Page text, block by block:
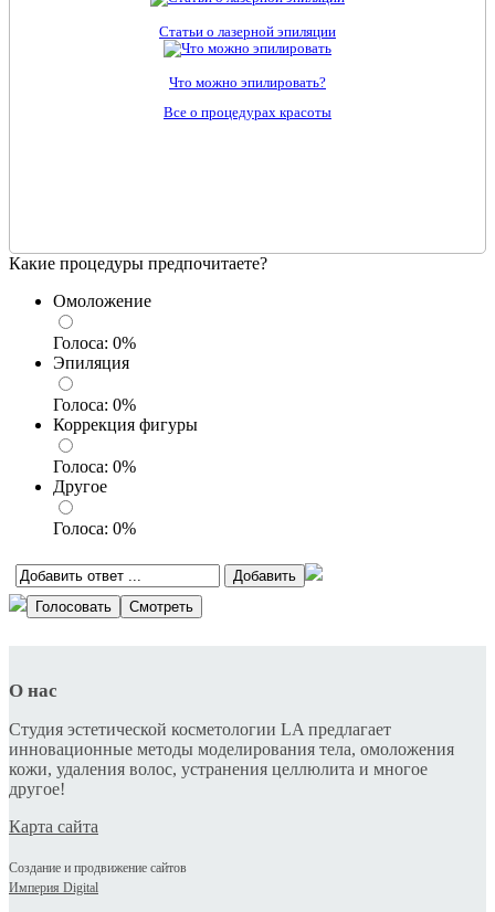
Статьи о лазерной эпиляции
Что можно эпилировать?
Все о процедурах красоты
Какие процедуры предпочитаете?
Омоложение
Голоса: 0%
Эпиляция
Голоса: 0%
Коррекция фигуры
Голоса: 0%
Другое
Голоса: 0%
О нас
Студия эстетической косметологии LA предлагает
инновационные методы моделирования тела, омоложения
кожи, удаления волос, устранения целлюлита и многое
другое!
Карта сайта
Создание и продвижение сайтов
Империя Digital